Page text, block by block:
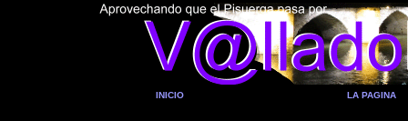
INICIO LA PAGINA